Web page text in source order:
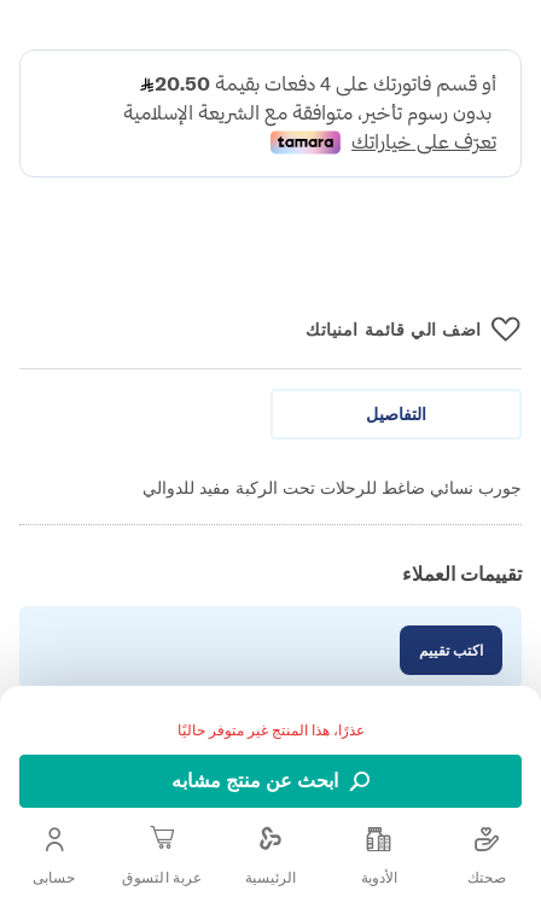
عذرًا، هذا المنتج غير متوفر حاليًا
ابحث عن منتج مشابه
اضف الي قائمة امنياتك
التفاصيل
جورب نسائي ضاغط للرحلات تحت الركبة مفيد للدوالي
تقييمات العملاء
اكتب تقييم
صحتك الأدوية الرئيسية عربة التسوق حسابى